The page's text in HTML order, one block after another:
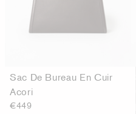
Sac De Bureau En Cuir
Acori
€449